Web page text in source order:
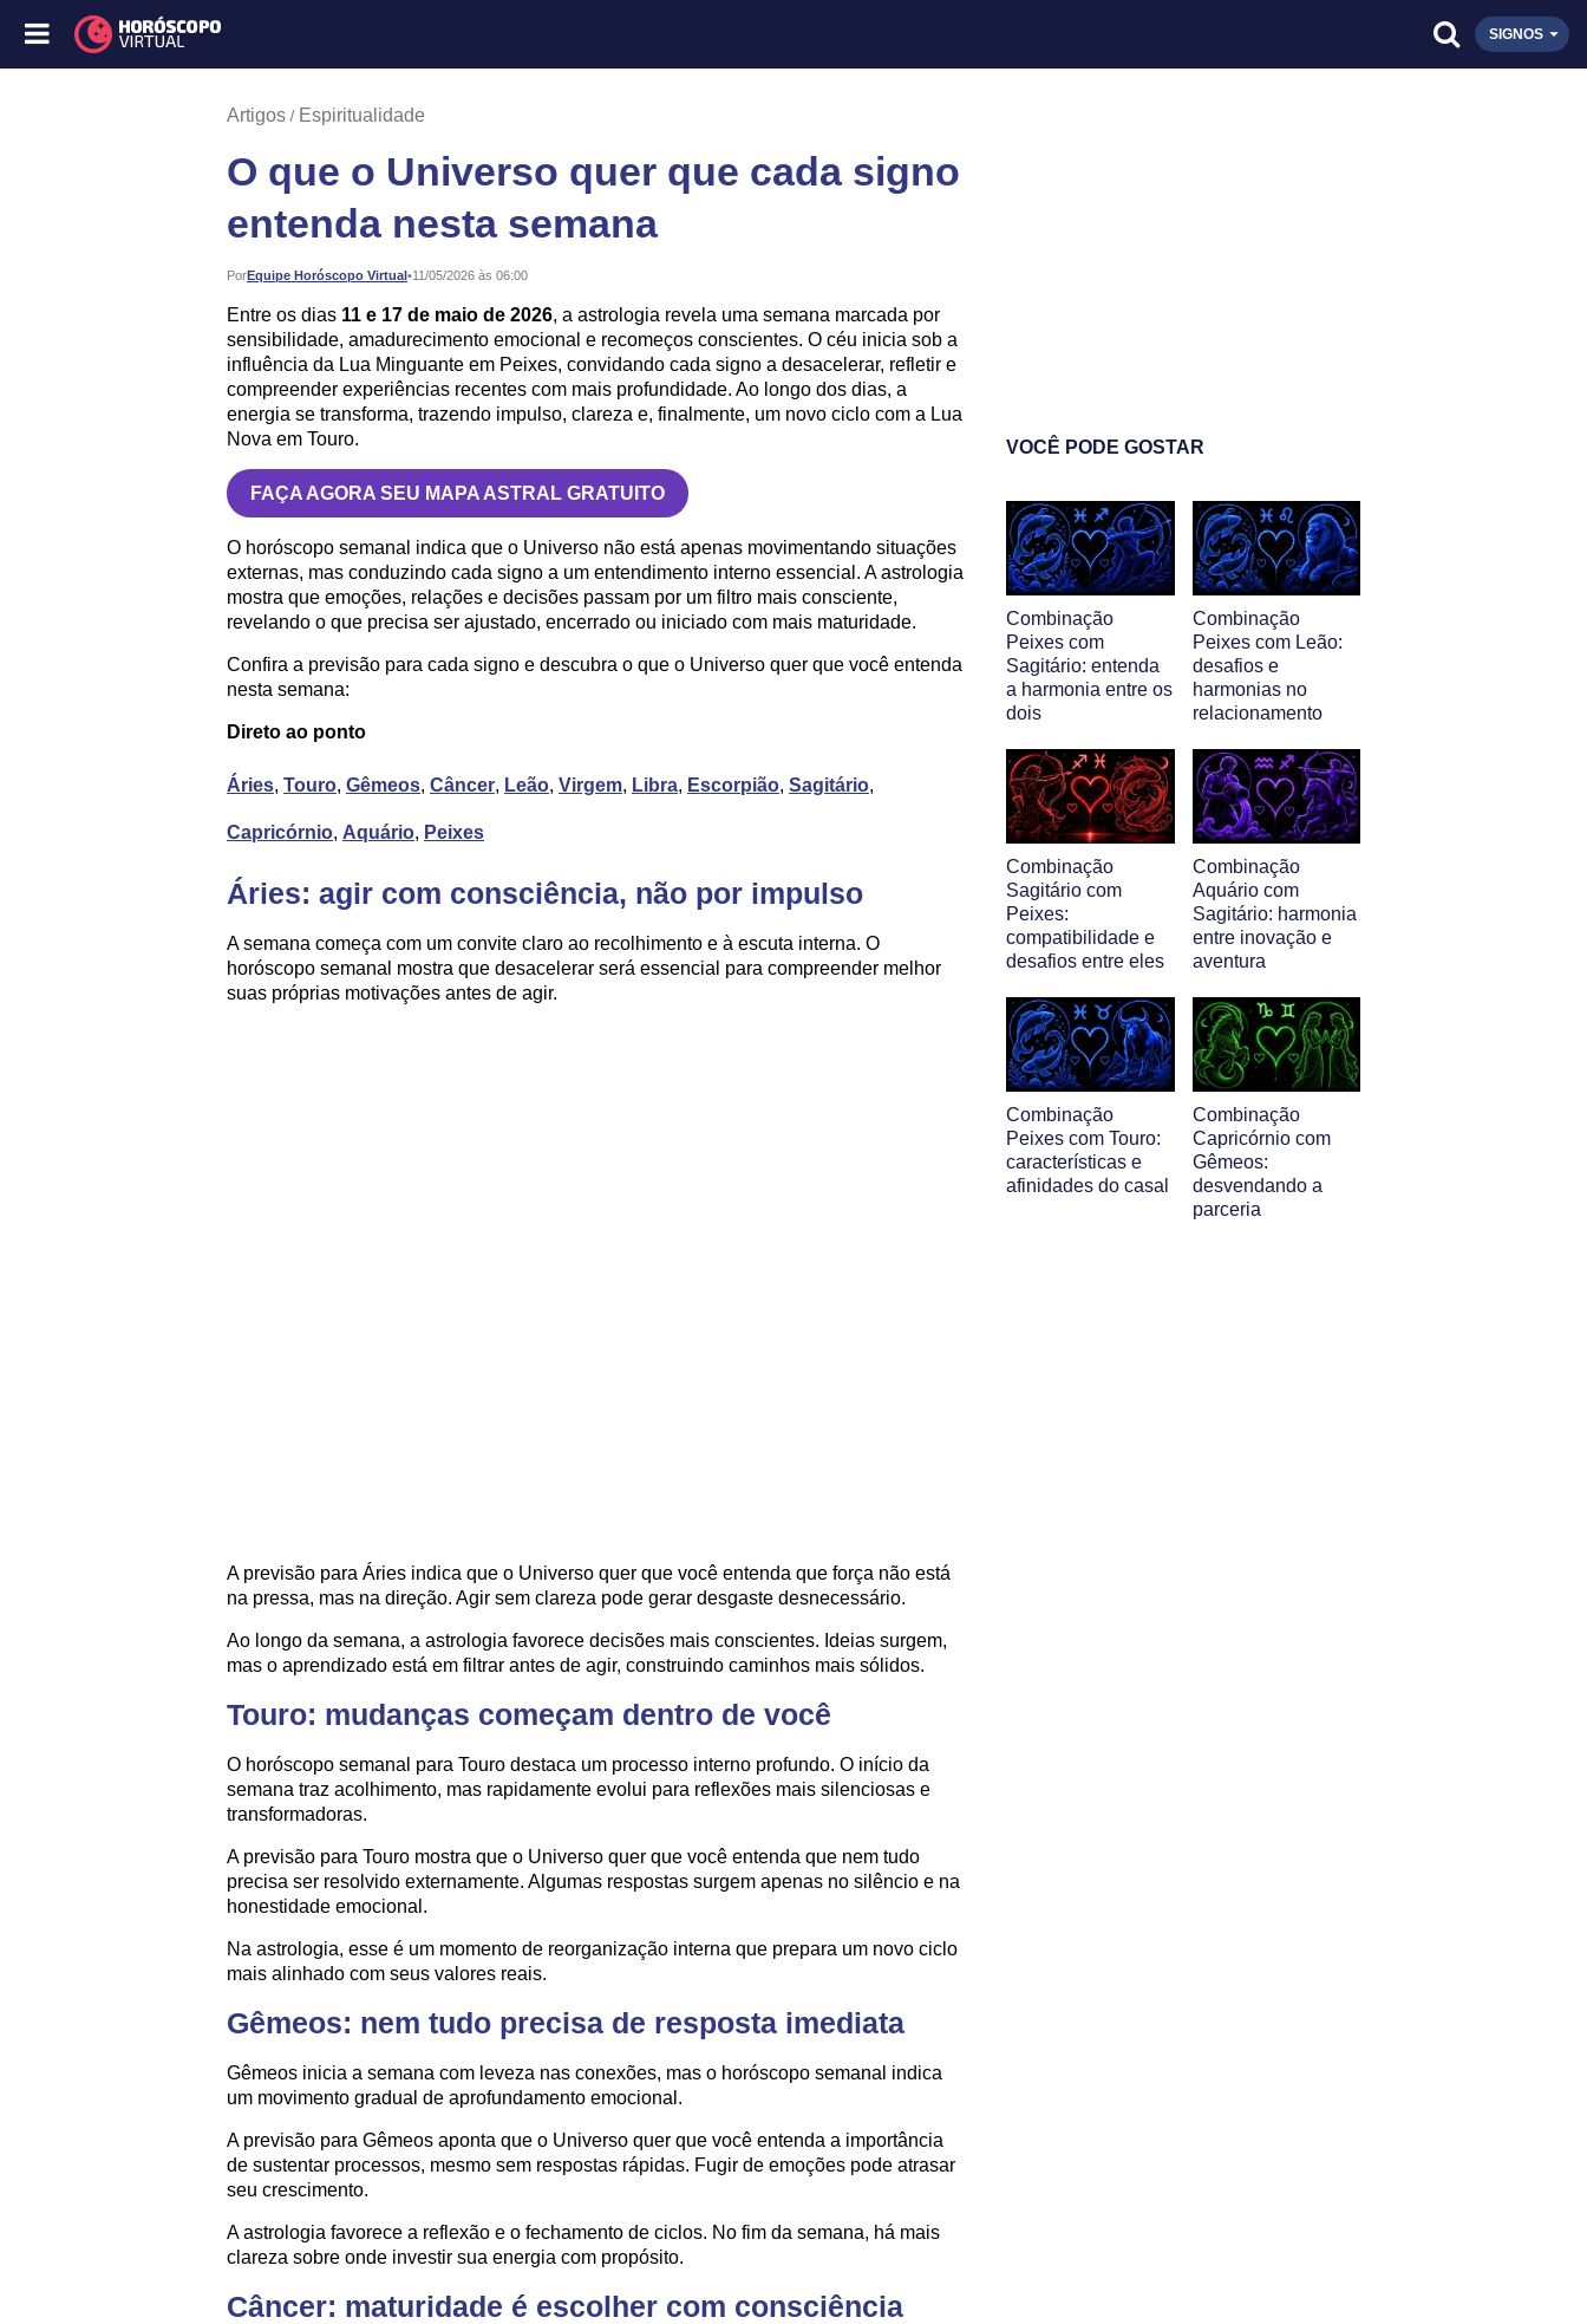
SIGNOS
Artigos Espiritualidade
O que o Universo quer que cada signo
entenda nesta semana
PorEquipe Horóscopo Virtual•
Publicado: 11/05/2026 às 06:00
Entre os dias 11 e 17 de maio de 2026, a astrologia revela uma semana marcada por
sensibilidade, amadurecimento emocional e recomeços conscientes. O céu inicia sob a
influência da Lua Minguante em Peixes, convidando cada signo a desacelerar, refletir e
compreender experiências recentes com mais profundidade. Ao longo dos dias, a
energia se transforma, trazendo impulso, clareza e, finalmente, um novo ciclo com a Lua
Nova em Touro.
FAÇA AGORA SEU MAPA ASTRAL GRATUITO
O horóscopo semanal indica que o Universo não está apenas movimentando situações
externas, mas conduzindo cada signo a um entendimento interno essencial. A astrologia
mostra que emoções, relações e decisões passam por um filtro mais consciente,
revelando o que precisa ser ajustado, encerrado ou iniciado com mais maturidade.
Confira a previsão para cada signo e descubra o que o Universo quer que você entenda
nesta semana:
Direto ao ponto
Áries, Touro, Gêmeos, Câncer, Leão, Virgem, Libra, Escorpião, Sagitário,
Capricórnio, Aquário, Peixes
Áries: agir com consciência, não por impulso
A semana começa com um convite claro ao recolhimento e à escuta interna. O
horóscopo semanal mostra que desacelerar será essencial para compreender melhor
suas próprias motivações antes de agir.
A previsão para Áries indica que o Universo quer que você entenda que força não está
na pressa, mas na direção. Agir sem clareza pode gerar desgaste desnecessário.
Ao longo da semana, a astrologia favorece decisões mais conscientes. Ideias surgem,
mas o aprendizado está em filtrar antes de agir, construindo caminhos mais sólidos.
Touro: mudanças começam dentro de você
O horóscopo semanal para Touro destaca um processo interno profundo. O início da
semana traz acolhimento, mas rapidamente evolui para reflexões mais silenciosas e
transformadoras.
A previsão para Touro mostra que o Universo quer que você entenda que nem tudo
precisa ser resolvido externamente. Algumas respostas surgem apenas no silêncio e na
honestidade emocional.
Na astrologia, esse é um momento de reorganização interna que prepara um novo ciclo
mais alinhado com seus valores reais.
Gêmeos: nem tudo precisa de resposta imediata
Gêmeos inicia a semana com leveza nas conexões, mas o horóscopo semanal indica
um movimento gradual de aprofundamento emocional.
A previsão para Gêmeos aponta que o Universo quer que você entenda a importância
de sustentar processos, mesmo sem respostas rápidas. Fugir de emoções pode atrasar
seu crescimento.
A astrologia favorece a reflexão e o fechamento de ciclos. No fim da semana, há mais
clareza sobre onde investir sua energia com propósito.
Câncer: maturidade é escolher com consciência
VOCÊ PODE GOSTAR
Combinação
Peixes com
Sagitário: entenda
a harmonia entre os
dois
Combinação
Peixes com Leão:
desafios e
harmonias no
relacionamento
Combinação
Sagitário com
Peixes:
compatibilidade e
desafios entre eles
Combinação
Aquário com
Sagitário: harmonia
entre inovação e
aventura
Combinação
Peixes com Touro:
características e
afinidades do casal
Combinação
Capricórnio com
Gêmeos:
desvendando a
parceria